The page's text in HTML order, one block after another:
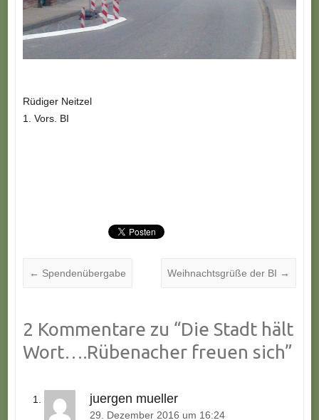
Rüdiger Neitzel
1. Vors. BI
← Spendenübergabe Weihnachtsgrüße der BI →
2 Kommentare zu “Die Stadt hält
Wort….Rübenacher freuen sich”
juergen mueller
29. Dezember 2016 um 16:24